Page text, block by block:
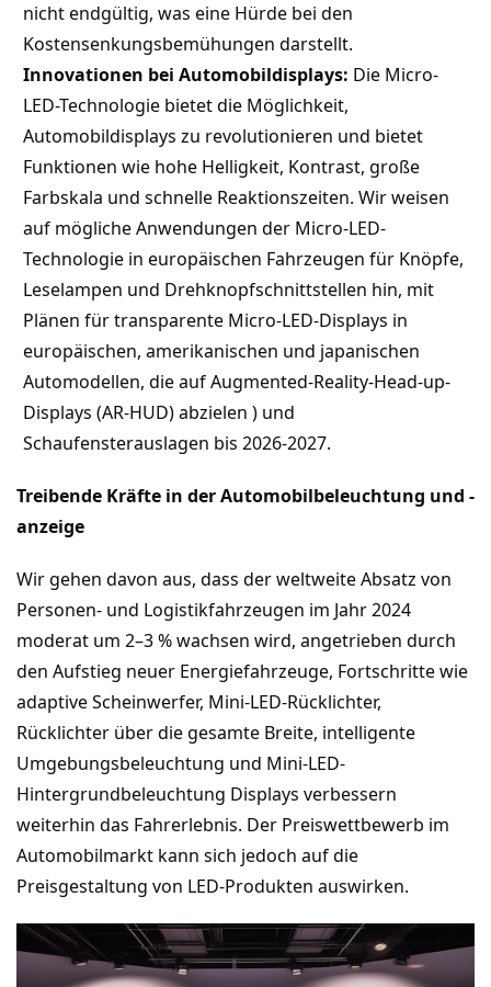
nicht endgültig, was eine Hürde bei den
Kostensenkungsbemühungen darstellt.
Innovationen bei Automobildisplays: Die Micro-
LED-Technologie bietet die Möglichkeit,
Automobildisplays zu revolutionieren und bietet
Funktionen wie hohe Helligkeit, Kontrast, große
Farbskala und schnelle Reaktionszeiten. Wir weisen
auf mögliche Anwendungen der Micro-LED-
Technologie in europäischen Fahrzeugen für Knöpfe,
Leselampen und Drehknopfschnittstellen hin, mit
Plänen für transparente Micro-LED-Displays in
europäischen, amerikanischen und japanischen
Automodellen, die auf Augmented-Reality-Head-up-
Displays (AR-HUD) abzielen ) und
Schaufensterauslagen bis 2026-2027.
Treibende Kräfte in der Automobilbeleuchtung und -
anzeige
Wir gehen davon aus, dass der weltweite Absatz von
Personen- und Logistikfahrzeugen im Jahr 2024
moderat um 2–3 % wachsen wird, angetrieben durch
den Aufstieg neuer Energiefahrzeuge, Fortschritte wie
adaptive Scheinwerfer, Mini-LED-Rücklichter,
Rücklichter über die gesamte Breite, intelligente
Umgebungsbeleuchtung und Mini-LED-
Hintergrundbeleuchtung Displays verbessern
weiterhin das Fahrerlebnis. Der Preiswettbewerb im
Automobilmarkt kann sich jedoch auf die
Preisgestaltung von LED-Produkten auswirken.